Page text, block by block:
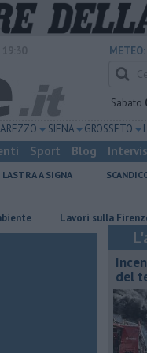
METEO:
Sabato
AREZZO SIENA GROSSETO
Sport Blog
LASTRA A SIGNA
Lavori sulla Firenze-
del